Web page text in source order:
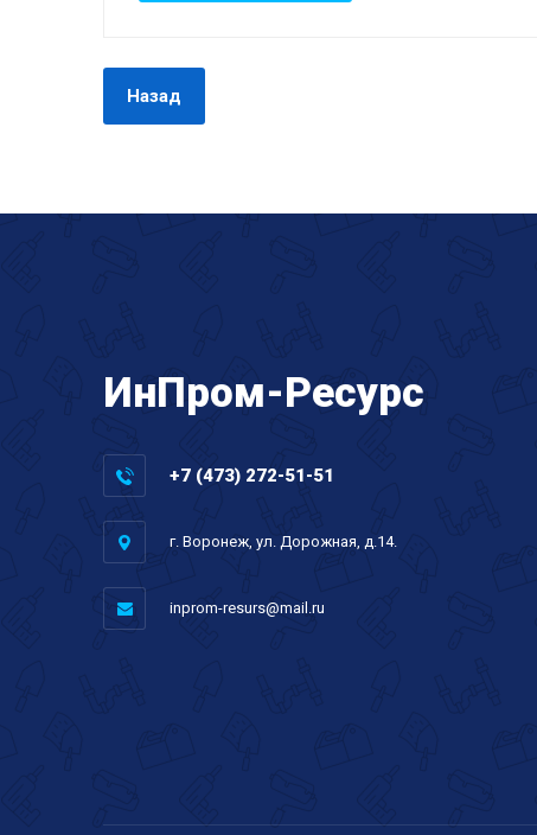
Назад
ИнПром-Ресурс
+7 (473) 272-51-51
г. Воронеж, ул. Дорожная, д.14.
inprom-resurs@mail.ru